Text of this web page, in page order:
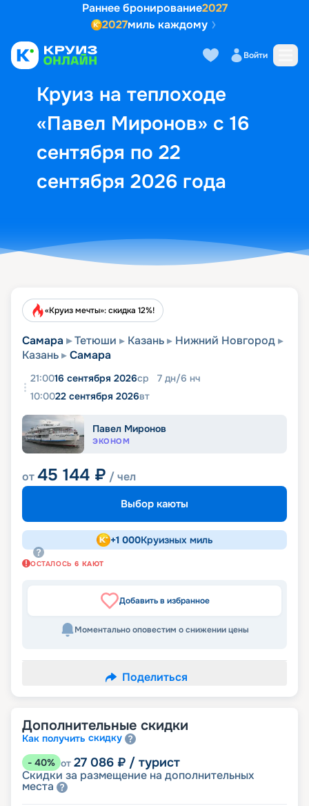
Раннее бронирование2027
2027миль каждому
Войти
Круиз на теплоходе
«Павел Миронов» с 16
сентября по 22
сентября 2026 года
Выбор кают Маршрут и
«Круиз мечты»: скидка 12%!
Самара Тетюши Казань
Нижний Новгород
Казань
Самара
21:0016 сентября 2026ср 7 дн/6 нч
10:0022 сентября 2026вт
Павел Миронов
ЭКОНОМ
от45 144 ₽ / чел
Выбор каюты
+1 000Круизных миль
ОСТАЛОСЬ 6 КАЮТ
Добавить в избранное
Моментально оповестим о снижении цены
Поделиться
Дополнительные скидки
Как получить скидку
- 40% от 27 086 ₽ / турист
Скидки за размещение на дополнительных
места